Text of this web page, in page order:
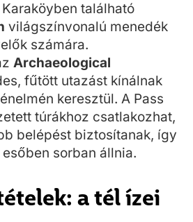
található
világszínvonalú menedék
számára.
Archaeological
fűtött utazást kínálnak
keresztül. A Pass
túrákhoz csatlakozhat,
belépést biztosítanak, így
sorban állnia.
a tél ízei